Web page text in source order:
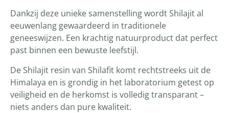
Dankzij deze unieke samenstelling wordt Shilajit al
eeuwenlang gewaardeerd in traditionele
geneeswijzen. Een krachtig natuurproduct dat perfect
past binnen een bewuste leefstijl.
De Shilajit resin van Shilafit komt rechtstreeks uit de
Himalaya en is grondig in het laboratorium getest op
veiligheid en de herkomst is volledig transparant –
niets anders dan pure kwaliteit.